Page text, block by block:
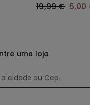
19,99 € 5,00
uma loja